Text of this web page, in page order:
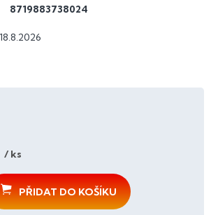
18.8.2026
/ ks
PŘIDAT DO KOŠÍKU
8719883738024